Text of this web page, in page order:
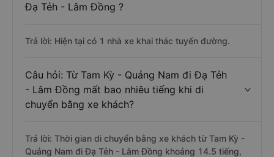
Đạ Tẻh - Lâm Đồng ?
Trả lời: Hiện tại có 1 nhà xe khai thác tuyến đường.
Câu hỏi: Từ Tam Kỳ - Quảng Nam đi Đạ Tẻh
- Lâm Đồng mất bao nhiêu tiếng khi di
chuyển bằng xe khách?
Trả lời: Thời gian di chuyển bằng xe khách từ Tam Kỳ -
Quảng Nam đi Đạ Tẻh - Lâm Đồng khoảng 14.5 tiếng,